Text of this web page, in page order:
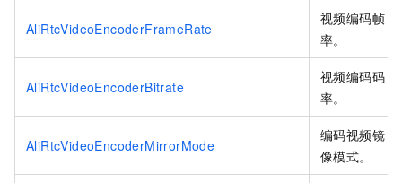
AliRtcVideoEncoderFrameRate
视频编码帧
率。
AliRtcVideoEncoderBitrate
视频编码码
率。
AliRtcVideoEncoderMirrorMode
编码视频镜
像模式。